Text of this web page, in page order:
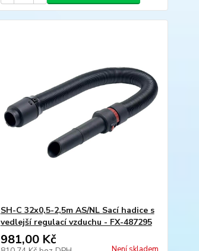
SH-C 32x0,5-2,5m AS/NL Sací hadice s
vedlejší regulací vzduchu - FX-487295
981,00 Kč